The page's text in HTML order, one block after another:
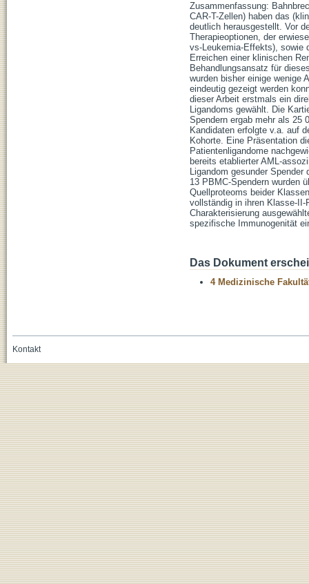
Zusammenfassung:
CAR-T-Zellen) haben das
deutlich herausgestellt. Vor
Therapieoptionen, der
vs-Leukemia-Effekts), sowie
Erreichen einer klinischen
Behandlungsansatz für
wurden bisher einige wenige
eindeutig gezeigt werden
dieser Arbeit erstmals ein
Ligandoms gewählt. Die
Spendern ergab mehr als 25
Kandidaten erfolgte v.a. auf
Kohorte. Eine Präsentation
Patientenligandome
bereits etablierter AML-
Ligandom gesunder
13 PBMC-Spendern wurden
Quellproteoms beider
vollständig in ihren Klasse-II-
Charakterisierung
spezifische Immunogenität
Das Dokument
4 Medizinische
Kontakt